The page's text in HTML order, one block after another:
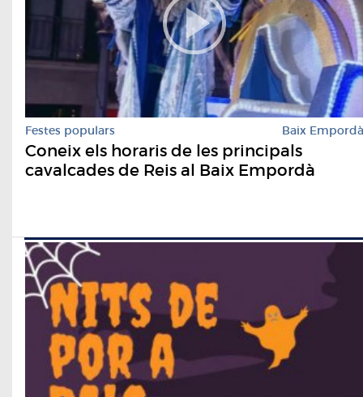
Festes populars Baix Empordà
Coneix els horaris de les principals
cavalcades de Reis al Baix Empordà